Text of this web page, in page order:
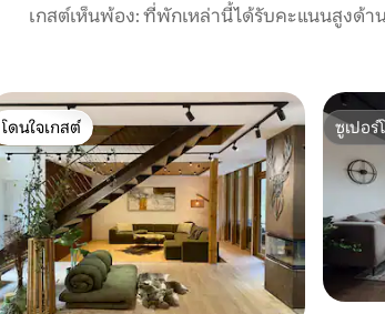
เกสต์เห็นพ้อง: ที่พักเหล่านี้ได้รับคะแนนสูงด้า
โดนใจเกสต์
โดนใจเกสต์
ซูเปอร์
ซูเปอร์